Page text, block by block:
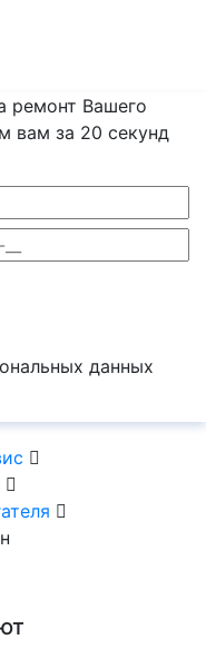
ремонт Вашего
вам за 20 секунд
данных